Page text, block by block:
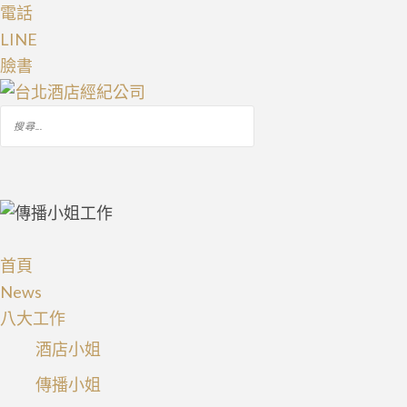
電話
LINE
臉書
尋
鍵
字:
首頁
News
八大工作
酒店小姐
傳播小姐